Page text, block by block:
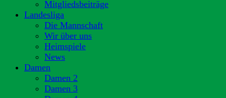
Mitgliedsbeiträge
Landesliga
Die Mannschaft
Wir über uns
Heimspiele
News
Damen
Damen 2
Damen 3